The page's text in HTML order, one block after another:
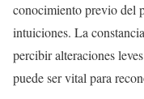
conocimiento previo del
intuiciones. La
percibir alteraciones
puede ser vital para